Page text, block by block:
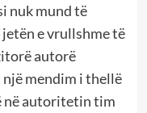
nuk mund të
e vrullshme të
autorë
mendim i thellë
në autoritetin tim